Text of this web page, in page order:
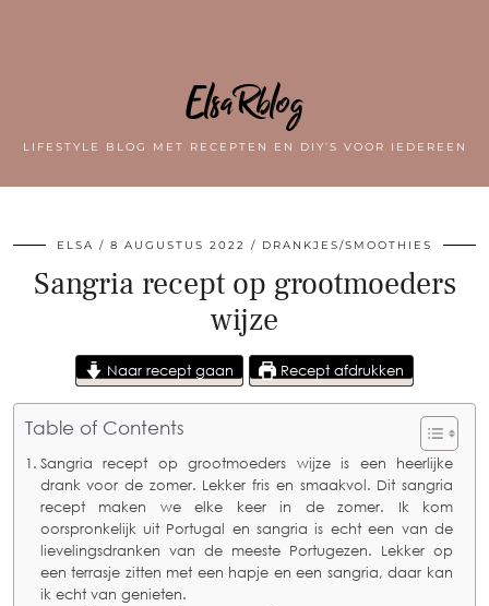
ElsaRblog
LIFESTYLE BLOG MET RECEPTEN EN DIY’S VOOR IEDEREEN
ELSA 8 AUGUSTUS 2022 DRANKJES/SMOOTHIES
Sangria recept op grootmoeders
wijze
Naar recept gaan Recept afdrukken
Table of Contents
Sangria recept op grootmoeders wijze is een heerlijke
drank voor de zomer. Lekker fris en smaakvol. Dit sangria
recept maken we elke keer in de zomer. Ik kom
oorspronkelijk uit Portugal en sangria is echt een van de
lievelingsdranken van de meeste Portugezen. Lekker op
een terrasje zitten met een hapje en een sangria, daar kan
ik echt van genieten.